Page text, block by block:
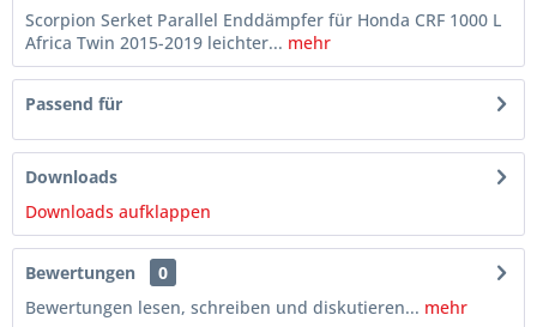
Scorpion Serket Parallel Enddämpfer für Honda CRF 1000 L
Africa Twin 2015-2019 leichter... mehr
Passend für
Downloads
Downloads aufklappen
Bewertungen
0
Bewertungen lesen, schreiben und diskutieren... mehr